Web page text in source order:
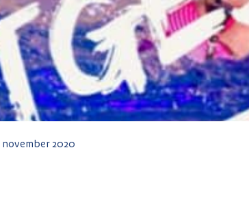
2020